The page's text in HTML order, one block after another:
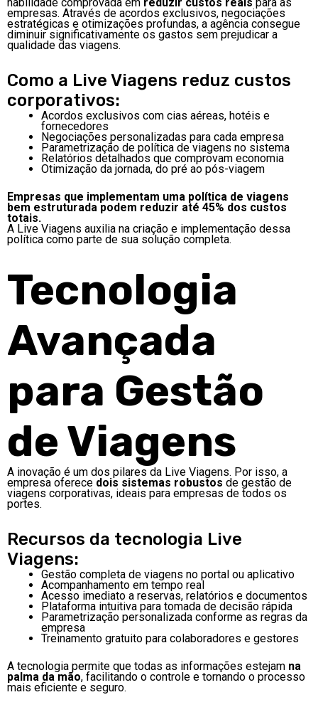
empresas. Através de acordos exclusivos, negociações
estratégicas e otimizações profundas, a agência consegue
diminuir significativamente os gastos sem prejudicar a
qualidade das viagens.
Como a Live Viagens reduz custos
corporativos:
Acordos exclusivos com cias aéreas, hotéis e
fornecedores
Negociações personalizadas para cada empresa
Parametrização de política de viagens no sistema
Relatórios detalhados que comprovam economia
Otimização da jornada, do pré ao pós-viagem
Empresas que implementam uma política de viagens
bem estruturada podem reduzir até 45% dos custos
totais.
A Live Viagens auxilia na criação e implementação dessa
política como parte de sua solução completa.
Tecnologia
Avançada
para Gestão
de Viagens
A inovação é um dos pilares da Live Viagens. Por isso, a
empresa oferece dois sistemas robustos de gestão de
viagens corporativas, ideais para empresas de todos os
portes.
Recursos da tecnologia Live
Viagens:
Gestão completa de viagens no portal ou aplicativo
Acompanhamento em tempo real
Acesso imediato a reservas, relatórios e documentos
Plataforma intuitiva para tomada de decisão rápida
Parametrização personalizada conforme as regras da
empresa
Treinamento gratuito para colaboradores e gestores
A tecnologia permite que todas as informações estejam na
palma da mão, facilitando o controle e tornando o processo
mais eficiente e seguro.